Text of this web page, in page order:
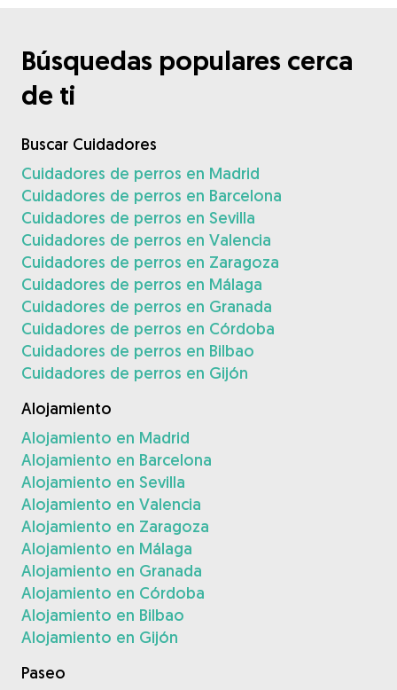
Búsquedas populares cerca
de ti
Buscar Cuidadores
Cuidadores de perros en Madrid
Cuidadores de perros en Barcelona
Cuidadores de perros en Sevilla
Cuidadores de perros en Valencia
Cuidadores de perros en Zaragoza
Cuidadores de perros en Málaga
Cuidadores de perros en Granada
Cuidadores de perros en Córdoba
Cuidadores de perros en Bilbao
Cuidadores de perros en Gijón
Alojamiento
Alojamiento en Madrid
Alojamiento en Barcelona
Alojamiento en Sevilla
Alojamiento en Valencia
Alojamiento en Zaragoza
Alojamiento en Málaga
Alojamiento en Granada
Alojamiento en Córdoba
Alojamiento en Bilbao
Alojamiento en Gijón
Paseo